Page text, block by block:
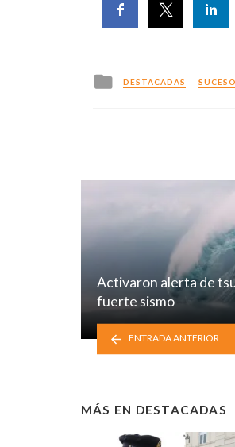
Posted
in
DESTACADAS
Activaron alerta de
fuerte sismo
ENTRADA ANTERIOR
MÁS EN DESTACADAS